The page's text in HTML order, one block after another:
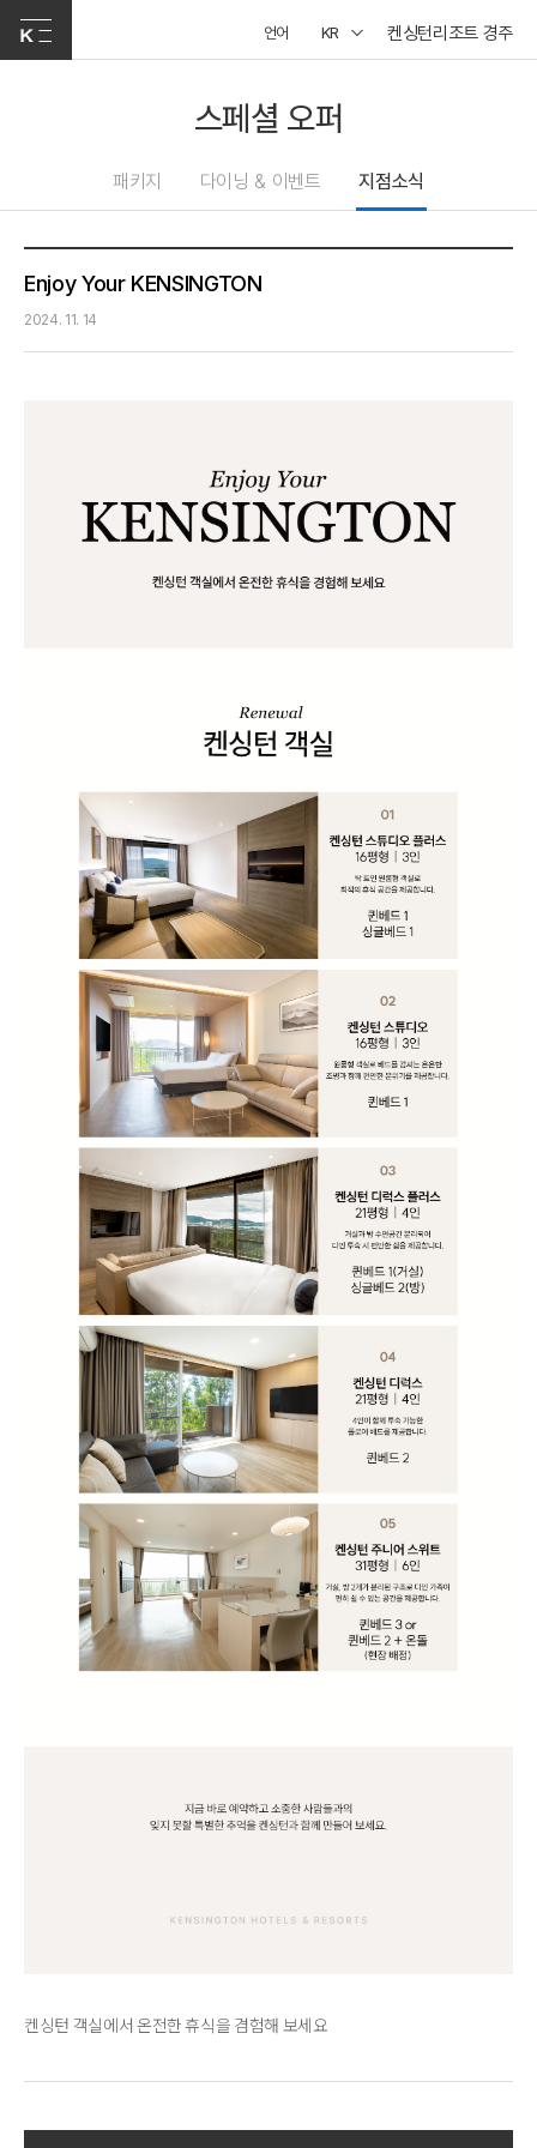
언어 KR 켄싱턴리조트 경주
스페셜 오퍼
패키지 다이닝 & 이벤트 지점소식
Enjoy Your KENSINGTON
2024. 11. 14
켄싱턴 객실에서 온전한 휴식을 겸험해 보세요